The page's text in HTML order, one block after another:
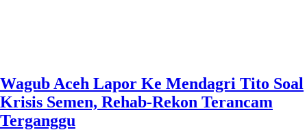
Wagub Aceh Lapor Ke Mendagri Tito Soal
Krisis Semen, Rehab-Rekon Terancam
Terganggu